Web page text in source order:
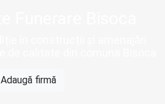
Adaugă firmă